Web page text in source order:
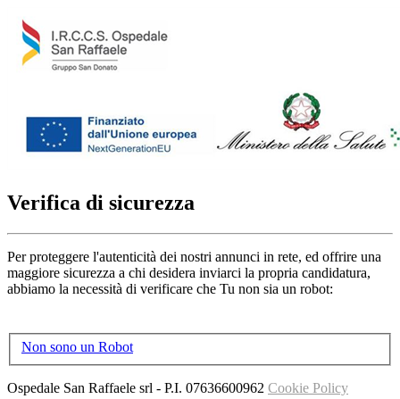
Verifica di sicurezza
Per proteggere l'autenticità dei nostri annunci in rete, ed offrire una
maggiore sicurezza a chi desidera inviarci la propria candidatura,
abbiamo la necessità di verificare che Tu non sia un robot:
Non sono un Robot
Ospedale San Raffaele srl - P.I. 07636600962 Cookie Policy